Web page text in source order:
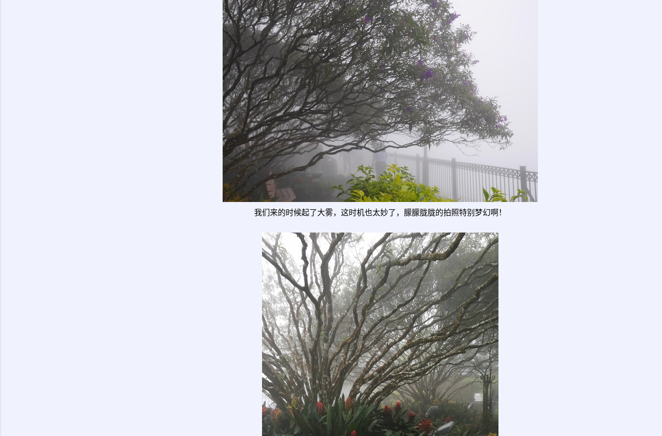
我们来的时候起了大雾，这时机也太妙了，朦朦胧胧的拍照特别梦幻啊！